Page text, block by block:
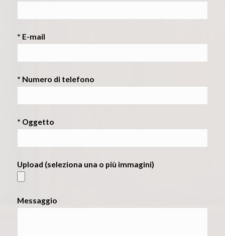
* E-mail
* Numero di telefono
* Oggetto
Upload (seleziona una o più immagini)
Messaggio